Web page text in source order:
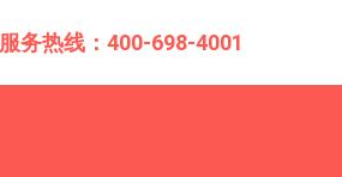
服务热线：400-698-4001